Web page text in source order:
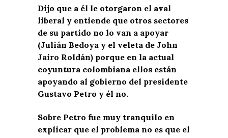
Dijo que a él le otorgaron el aval
liberal y entiende que otros sectores
de su partido no lo van a apoyar
(Julián Bedoya y el veleta de John
Jairo Roldán) porque en la actual
coyuntura colombiana ellos están
apoyando al gobierno del presidente
Gustavo Petro y él no.
Sobre Petro fue muy tranquilo en
explicar que el problema no es que el